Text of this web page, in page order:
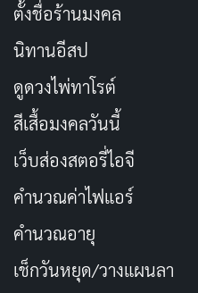
ตั้งชื่อร้านมงคล
นิทานอีสป
ดูดวงไพ่ทาโรต์
สีเสื้อมงคลวันนี้
เว็บส่องสตอรี่ไอจี
คำนวณค่าไฟแอร์
คำนวณอายุ
เช็กวันหยุด/วางแผนลา